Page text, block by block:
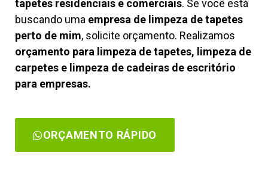
tapetes residenciais e comerciais. Se você está
buscando uma empresa de limpeza de tapetes
perto de mim, solicite orçamento. Realizamos
orçamento para limpeza de tapetes, limpeza de
carpetes e limpeza de cadeiras de escritório
para empresas.
ORÇAMENTO RÁPIDO